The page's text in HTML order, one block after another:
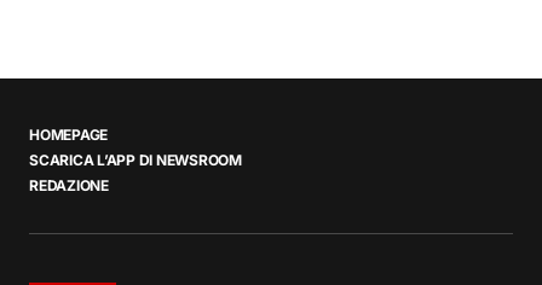
HOMEPAGE
SCARICA L’APP DI NEWSROOM
REDAZIONE